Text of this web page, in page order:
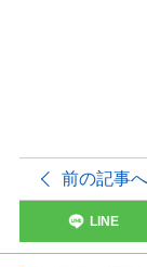
前の記事へ
LINE